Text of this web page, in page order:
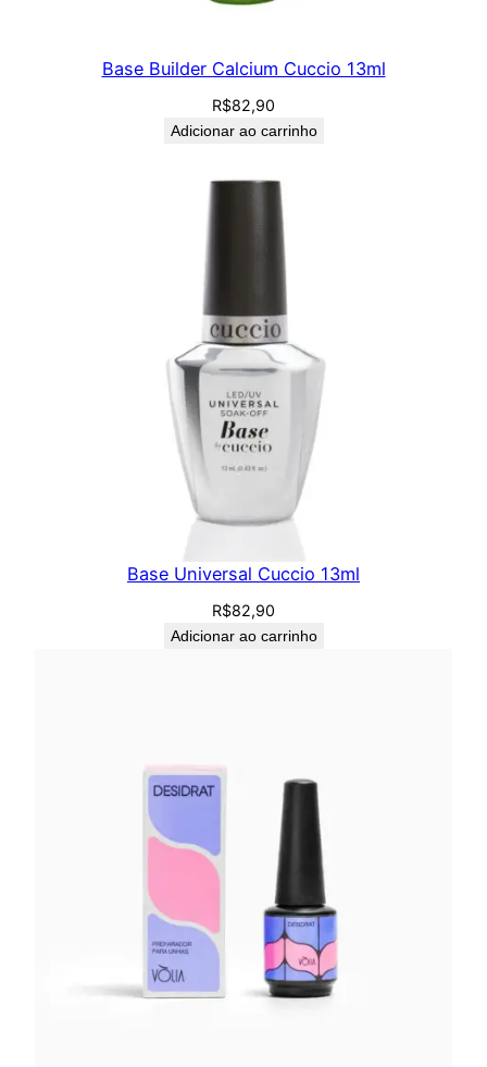
Base Builder Calcium Cuccio 13ml
R$82,90
Adicionar ao carrinho
Base Universal Cuccio 13ml
R$82,90
Adicionar ao carrinho